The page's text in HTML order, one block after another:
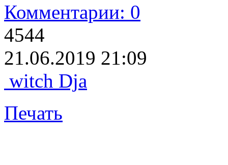
Комментарии: 0
4544
21.06.2019 21:09
witch Dja
Печать